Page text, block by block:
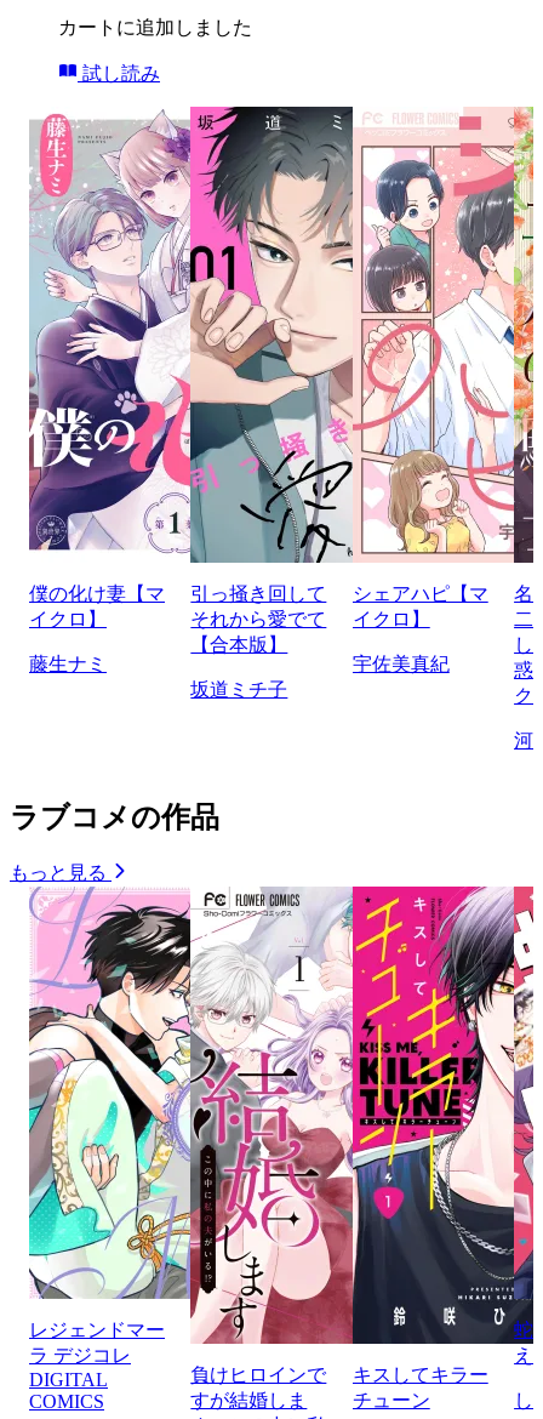
カートに追加しました
試し読み
僕の化け妻【マ
イクロ】
藤生ナミ
引っ掻き回して
それから愛でて
【合本版】
坂道ミチ子
シェアハピ【マ
イクロ】
宇佐美真紀
名
二
し
惑
ク
河
ラブコメの作品
もっと見る
レジェンドマー
ラ デジコレ
DIGITAL
COMICS
負けヒロインで
すが結婚しま
キスしてキラー
チューン
蛇
え
し